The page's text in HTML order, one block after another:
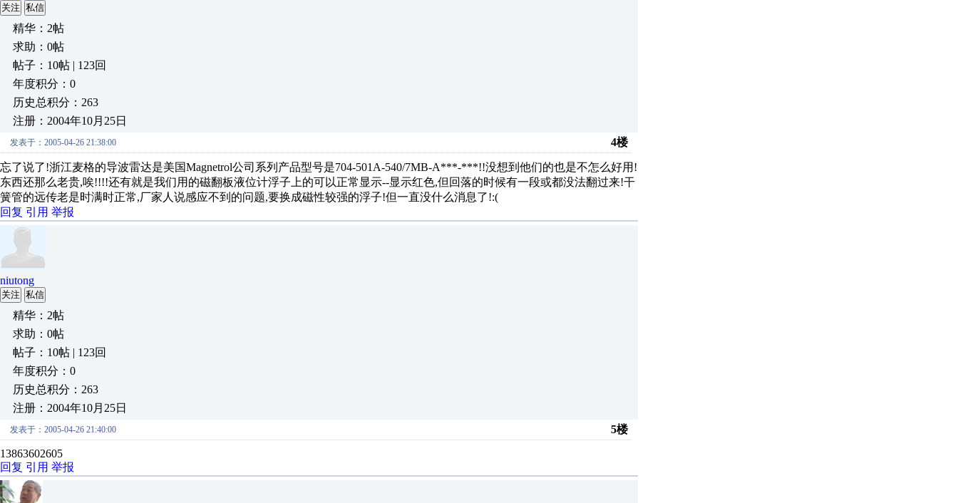
关注 私信
精华：2帖
求助：0帖
帖子：10帖 | 123回
年度积分：0
历史总积分：263
注册：2004年10月25日
发表于：2005-04-26 21:38:00 4楼
忘了说了!浙江麦格的导波雷达是美国Magnetrol公司系列产品型号是704-501A-540/7MB-A***-***!!没想到他们的也是不怎么好用!
东西还那么老贵,唉!!!!还有就是我们用的磁翻板液位计浮子上的可以正常显示--显示红色,但回落的时候有一段或都没法翻过来!干
簧管的远传老是时满时正常,厂家人说感应不到的问题,要换成磁性较强的浮子!但一直没什么消息了!:(
回复 引用 举报
niutong
关注 私信
精华：2帖
求助：0帖
帖子：10帖 | 123回
年度积分：0
历史总积分：263
注册：2004年10月25日
发表于：2005-04-26 21:40:00
5楼
13863602605
回复 引用 举报